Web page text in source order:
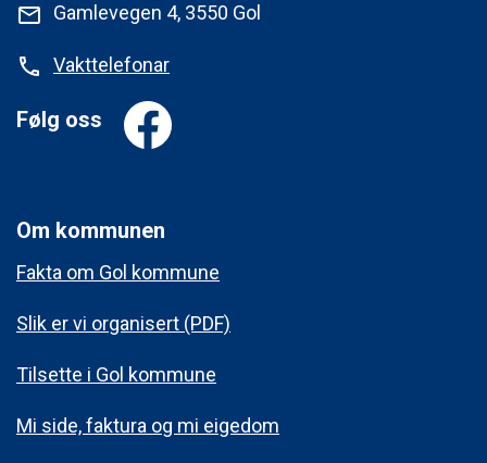
mail Gamlevegen 4, 3550 Gol
phone Vakttelefonar
Følg oss
Om kommunen
Fakta om Gol kommune
Slik er vi organisert (PDF)
Tilsette i Gol kommune
Mi side, faktura og mi eigedom